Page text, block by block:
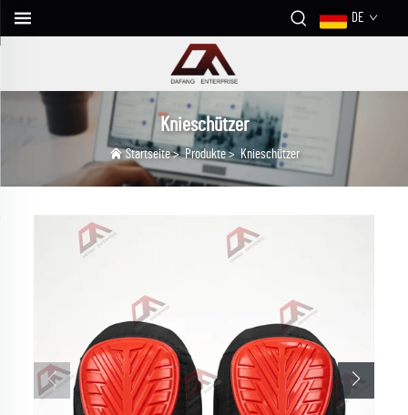
DE
Knieschützer
Startseite>Produkte>Knieschützer